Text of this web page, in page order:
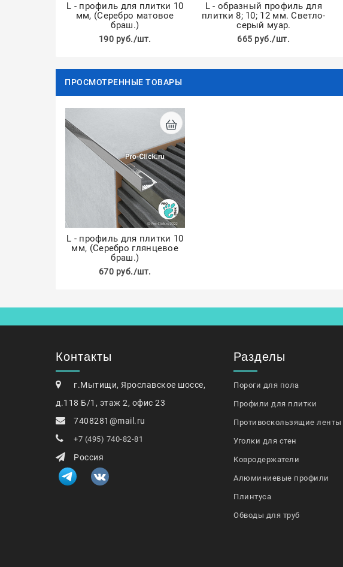
L - профиль для плитки 10
мм, (Серебро матовое
браш.)
190 руб./шт.
L - образный профиль для
плитки 8; 10; 12 мм. Светло-
серый муар.
665 руб./шт.
ПРОСМОТРЕННЫЕ ТОВАРЫ
L - профиль для плитки 10
мм, (Серебро глянцевое
браш.)
670 руб./шт.
Контакты
г.Мытищи, Ярославское шоссе,
д.118 Б/1, этаж 2, офис 23
7408281@mail.ru
+7 (495) 740-82-81
Россия
Разделы
Пороги для пола
Профили для плитки
Противоскользящие ленты
Уголки для стен
Ковродержатели
Алюминиевые профили
Плинтуса
Обводы для труб